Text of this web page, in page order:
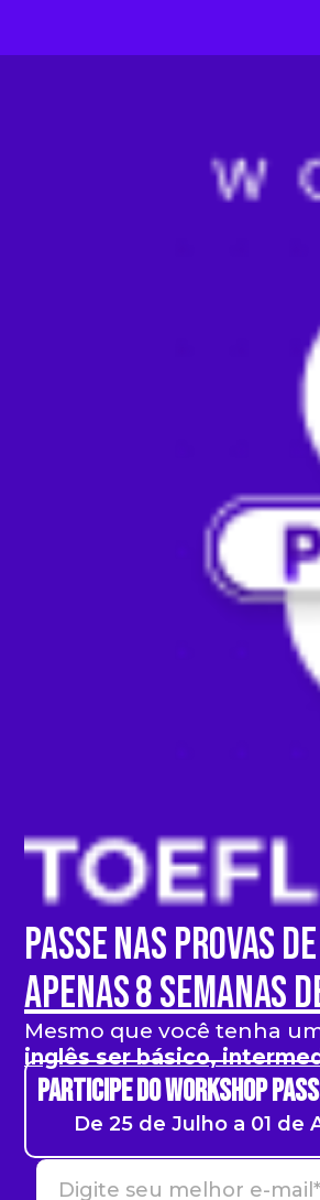
Passe nas Provas
apenas 8 semanas
Mesmo que você tenha
inglês ser básico,
Participe do Workshop
De 25 de Julho a 01 de